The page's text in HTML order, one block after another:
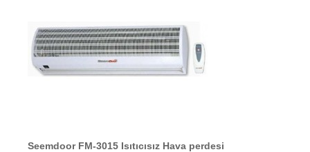
Seemdoor FM-3015 Isıtıcısız Hava perdesi